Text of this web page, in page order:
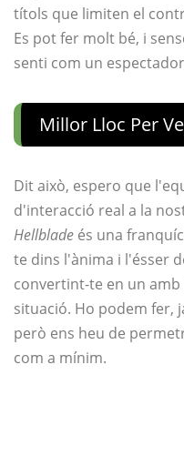
títols que limiten el
Es pot fer molt bé, i
senti com un
Millor Lloc Per
Dit això, espero que
d'interacció real a la
Hellblade és una
te dins l'ànima i l'ésser
convertint-te en un amb
situació. Ho podem fer,
però ens heu de
com a mínim.